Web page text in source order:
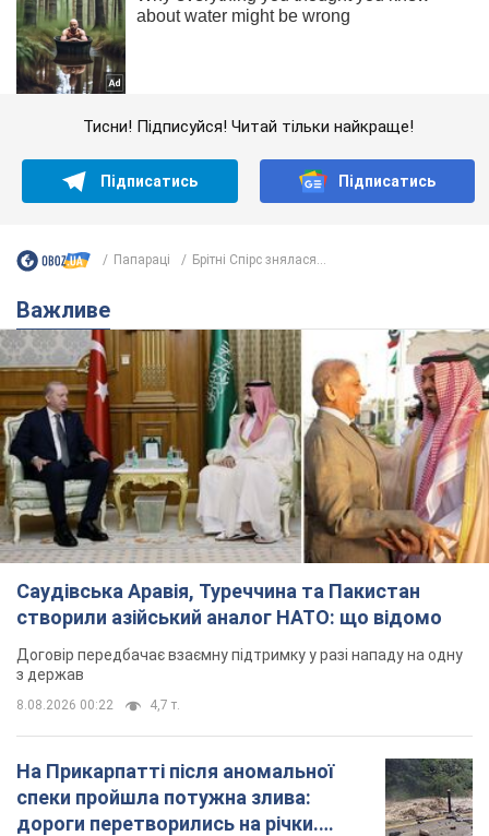
Тисни! Підписуйся! Читай тільки найкраще!
Підписатись Підписатись
Папараці Брітні Спірс знялася...
Важливе
Саудівська Аравія, Туреччина та Пакистан
створили азійський аналог НАТО: що відомо
Договір передбачає взаємну підтримку у разі нападу на одну
з держав
8.08.2026 00:22 4,7 т.
На Прикарпатті після аномальної
спеки пройшла потужна злива:
дороги перетворились на річки.